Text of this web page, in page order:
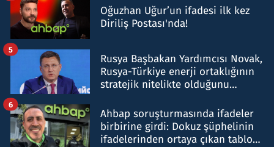
Oğuzhan Uğur’un ifadesi ilk kez
Diriliş Postası'nda!
Rusya Başbakan Yardımcısı Novak,
Rusya-Türkiye enerji ortaklığının
stratejik nitelikte olduğunu
5
Ahbap soruşturmasında ifadeler
birbirine girdi: Dokuz şüphelinin
ifadelerinden ortaya çıkan tablo
6